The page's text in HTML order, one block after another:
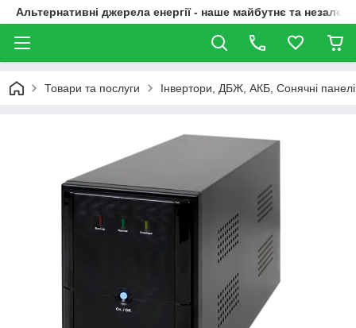
Альтернативні джерела енергії - наше майбутнє та
Товари та послуги Інвертори, ДБЖ, АКБ, Сонячні